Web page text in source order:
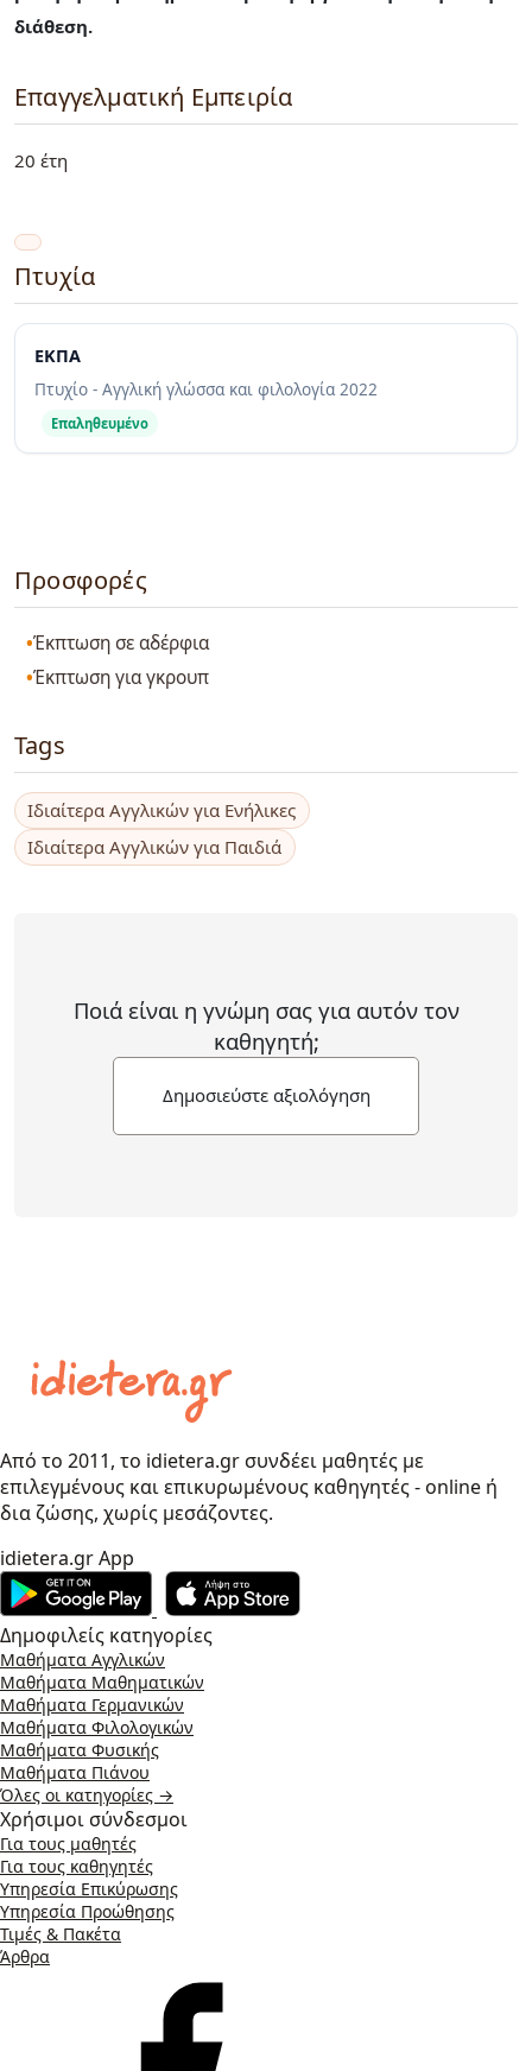
διάθεση.
Επαγγελματική Εμπειρία
20 έτη
Πτυχία
EΚΠΑ
Πτυχίο - Αγγλική γλώσσα και φιλολογία 2022
Επαληθευμένο
Προσφορές
Έκπτωση σε αδέρφια
Έκπτωση για γκρουπ
Tags
Ιδιαίτερα Αγγλικών για Ενήλικες
Ιδιαίτερα Αγγλικών για Παιδιά
Ποιά είναι η γνώμη σας για αυτόν τον
καθηγητή;
Δημοσιεύστε αξιολόγηση
Από το 2011, το idietera.gr συνδέει μαθητές με
επιλεγμένους και επικυρωμένους καθηγητές - online ή
δια ζώσης, χωρίς μεσάζοντες.
idietera.gr App
Δημοφιλείς κατηγορίες
Μαθήματα Αγγλικών
Μαθήματα Μαθηματικών
Μαθήματα Γερμανικών
Μαθήματα Φιλολογικών
Μαθήματα Φυσικής
Μαθήματα Πιάνου
Όλες οι κατηγορίες →
Χρήσιμοι σύνδεσμοι
Για τους μαθητές
Για τους καθηγητές
Υπηρεσία Επικύρωσης
Υπηρεσία Προώθησης
Τιμές & Πακέτα
Άρθρα